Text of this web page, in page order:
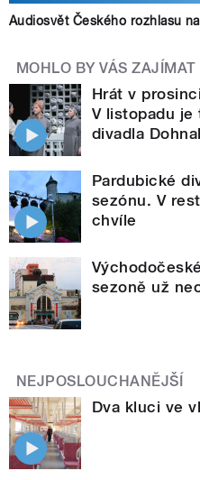
Audiosvět Českého rozhlasu
MOHLO BY VÁS ZAJÍMAT
Hrát v
V listopadu je
divadla Dohnal
Pardubické
sezónu. V
chvíle
sezoně už
NEJPOSLOUCHANĚJŠÍ
Dva kluci ve